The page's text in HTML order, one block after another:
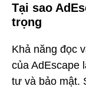
Tại sao
trọng
Khả năng đọc
của AdEscape
tư và bảo mật.